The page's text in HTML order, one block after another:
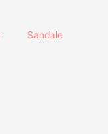
Sandale